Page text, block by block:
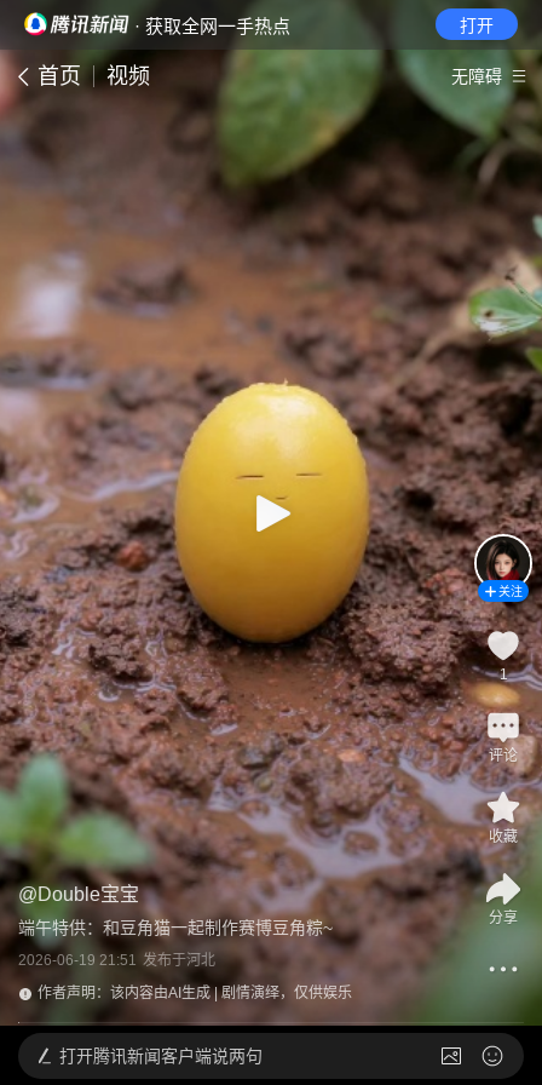
· 获取全网一手热点 打开
首页 视频 无障碍
@Double宝宝
端午特供：和豆角猫一起制作赛博豆角粽~
2026-06-19 21:51 发布于河北
作者声明：该内容由AI生成 | 剧情演绎，仅供娱乐
关注
1
评论
收藏
分享
打开腾讯新闻客户端说两句